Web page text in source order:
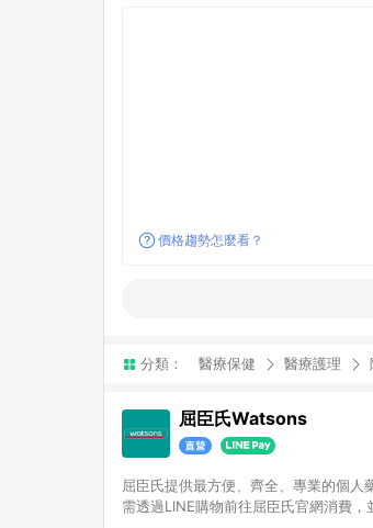
價格趨勢怎麼看？
分類： 醫療保健 醫療護理
屈臣氏Watsons
屈臣氏提供最方便、齊全、專業的個人
需透過LINE購物前往屈臣氏官網消費